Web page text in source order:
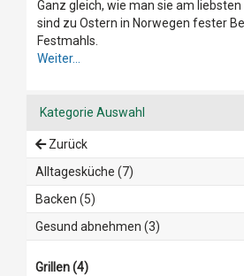
Ganz gleich, wie man sie am
sind zu Ostern in Norwegen fester
Festmahls.
Weiter...
Kategorie Auswahl
Zurück
Alltagesküche (7)
Backen (5)
Gesund abnehmen (3)
Grillen (4)